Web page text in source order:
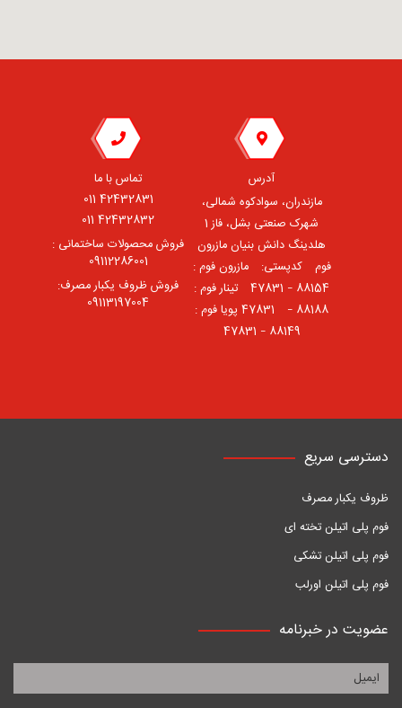
آدرس
مازندران، سوادکوه شمالی،
شهرک صنعتی بشل، فاز 1
هلدینگ دانش بنیان مازرون
فوم ⠀کدپستی: ⠀مازرون فوم :
88154 – 47831 ⠀تینار فوم :
88188 – 47831⠀ پویا فوم :
88149 – 47831
تماس با ما
42432831 011
42432832 011
فروش محصولات ساختمانی :
09112286001
فروش ظروف یکبار مصرف:
09113197004
دسترسی سریع
ظروف یکبار مصرف
فوم پلی اتیلن تخته ای
فوم پلی اتیلن تشکی
فوم پلی اتیلن اورلب
عضویت در خبرنامه